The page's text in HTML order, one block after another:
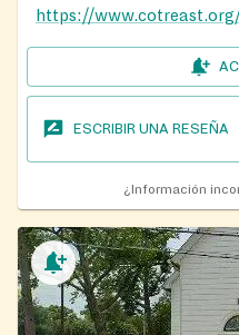
https://
ESCRIBIR UNA RESEÑA
¿Información